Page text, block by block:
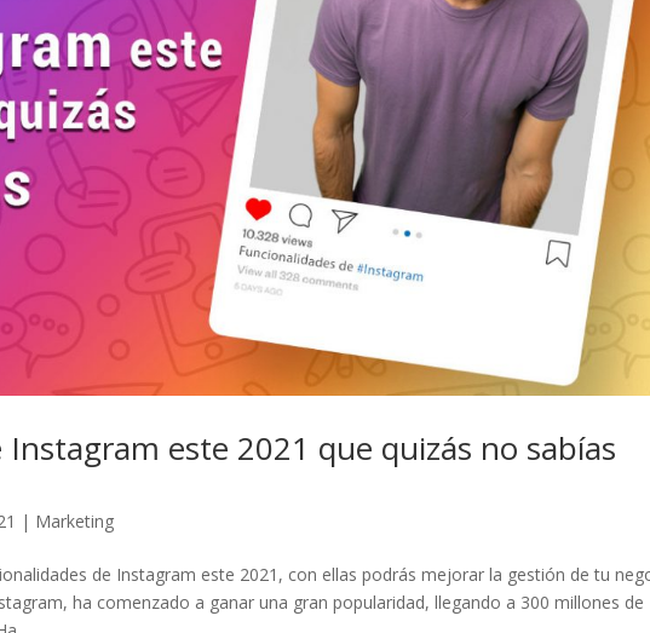
Instagram este 2021 que quizás no sabías
| Marketing
de Instagram este 2021, con ellas podrás mejorar la gestión de tu
ha comenzado a ganar una gran popularidad, llegando a 300 millones de